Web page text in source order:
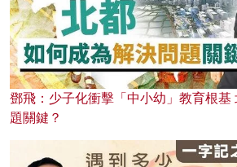
鄧飛：少子化衝擊「中小幼」教育根基
題關鍵？